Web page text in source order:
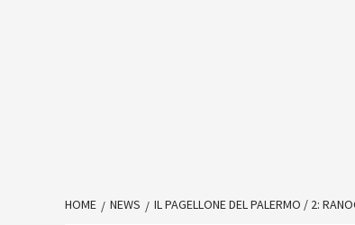
HOME NEWS IL PAGELLONE DEL PALERMO / 2: